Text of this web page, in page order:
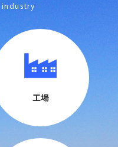
工場